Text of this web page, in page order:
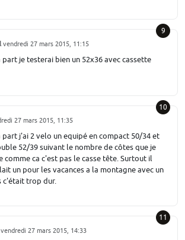
9
vendredi 27 mars 2015, 11:15
part je testerai bien un 52x36 avec cassette
10
27 mars 2015, 11:35
part j'ai 2 velo un equipé en compact 50/34 et
52/39 suivant le nombre de côtes que je
comme ca c'est pas le casse tête. Surtout il
un pour les vacances a la montagne avec un
c'était trop dur.
11
vendredi 27 mars 2015, 14:33